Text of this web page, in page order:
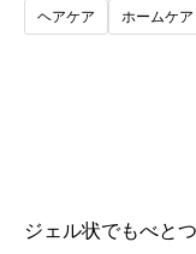
す。
ヘアケア ホームケア
ジェル状でもべと